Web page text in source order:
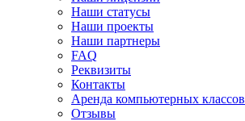
Наши статусы
Наши проекты
Наши партнеры
FAQ
Реквизиты
Контакты
Аренда компьютерных классов
Отзывы